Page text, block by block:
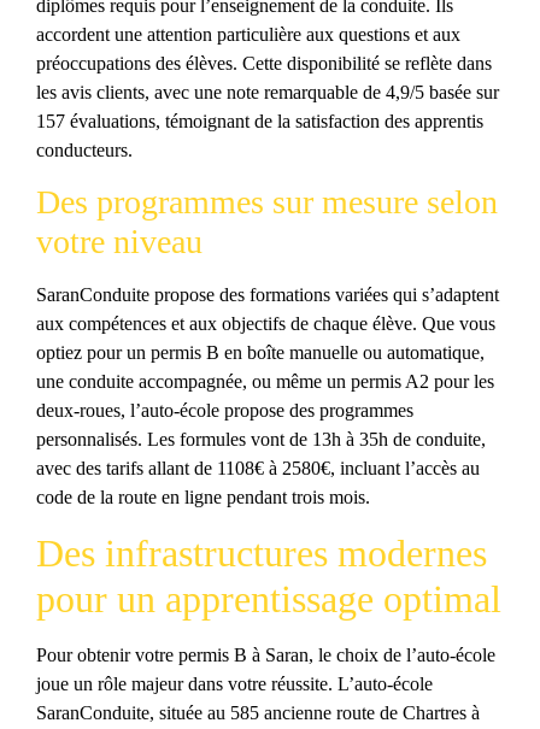
diplômes requis pour l’enseignement de la conduite. Ils
accordent une attention particulière aux questions et aux
préoccupations des élèves. Cette disponibilité se reflète dans
les avis clients, avec une note remarquable de 4,9/5 basée sur
157 évaluations, témoignant de la satisfaction des apprentis
conducteurs.
Des programmes sur mesure selon
votre niveau
SaranConduite propose des formations variées qui s’adaptent
aux compétences et aux objectifs de chaque élève. Que vous
optiez pour un permis B en boîte manuelle ou automatique,
une conduite accompagnée, ou même un permis A2 pour les
deux-roues, l’auto-école propose des programmes
personnalisés. Les formules vont de 13h à 35h de conduite,
avec des tarifs allant de 1108€ à 2580€, incluant l’accès au
code de la route en ligne pendant trois mois.
Des infrastructures modernes
pour un apprentissage optimal
Pour obtenir votre permis B à Saran, le choix de l’auto-école
joue un rôle majeur dans votre réussite. L’auto-école
SaranConduite, située au 585 ancienne route de Chartres à